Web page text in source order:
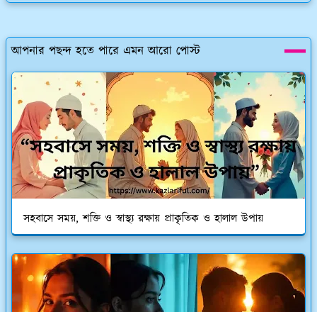
আপনার পছন্দ হতে পারে এমন আরো পোস্ট
সহবাসে সময়, শক্তি ও স্বাস্থ্য রক্ষায় প্রাকৃতিক ও হালাল উপায়